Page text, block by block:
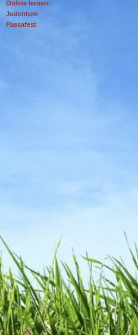
Online lernen:
Judentum
Passafest